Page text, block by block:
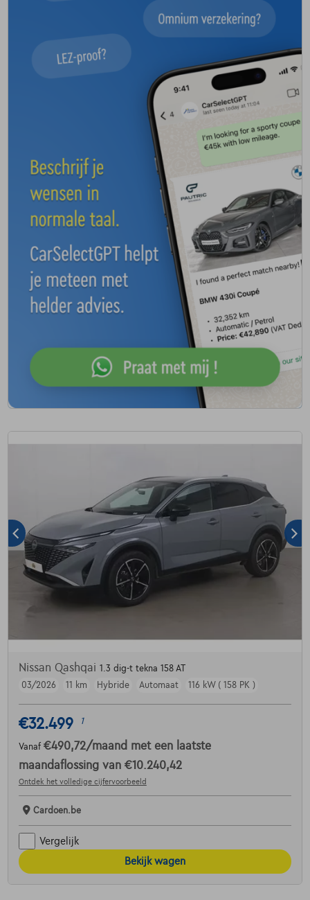
Nissan Qashqai 1.3 dig-t tekna 158 AT
03/2026
11 km Hybride Automaat 116 kW ( 158 PK )
€32.499 1
Vanaf €490,72/maand met een laatste
maandaflossing van €10.240,42
Ontdek het volledige cijfervoorbeeld
Cardoen.be
Vergelijk
Bekijk wagen